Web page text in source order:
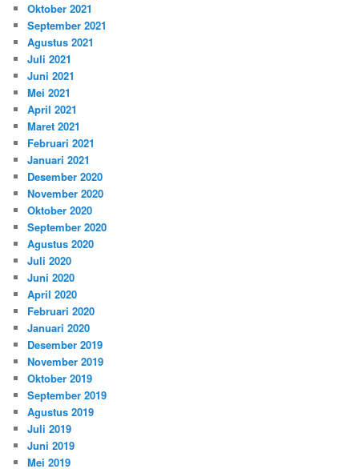
Oktober 2021
September 2021
Agustus 2021
Juli 2021
Juni 2021
Mei 2021
April 2021
Maret 2021
Februari 2021
Januari 2021
Desember 2020
November 2020
Oktober 2020
September 2020
Agustus 2020
Juli 2020
Juni 2020
April 2020
Februari 2020
Januari 2020
Desember 2019
November 2019
Oktober 2019
September 2019
Agustus 2019
Juli 2019
Juni 2019
Mei 2019